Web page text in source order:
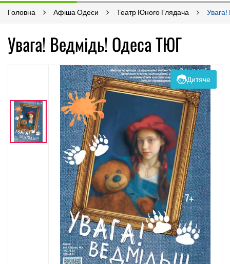
Головна Афіша Одеси Театр Юного Глядача Увага!
Увага! Ведмідь! Одеса ТЮГ
Дитяче